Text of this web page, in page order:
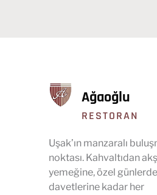
Ağaoğlu
RESTORAN
Uşak’ın manzaralı
noktası. Kahvaltıdan
yemeğine, özel
davetlerine kadar her